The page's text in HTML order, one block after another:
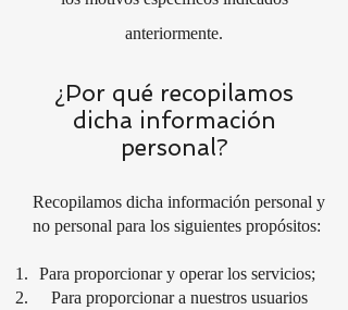
anteriormente.
¿Por qué recopilamos
dicha información
personal?
Recopilamos dicha información personal y
no personal para los siguientes propósitos:
Para proporcionar y operar los servicios;
Para proporcionar a nuestros usuarios